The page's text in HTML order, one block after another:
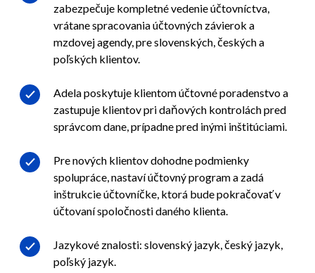
zabezpečuje kompletné vedenie účtovníctva,
vrátane spracovania účtovných závierok a
mzdovej agendy, pre slovenských, českých a
poľských klientov.
Adela poskytuje klientom účtovné poradenstvo a
zastupuje klientov pri daňových kontrolách pred
správcom dane, prípadne pred inými inštitúciami.
Pre nových klientov dohodne podmienky
spolupráce, nastaví účtovný program a zadá
inštrukcie účtovníčke, ktorá bude pokračovať v
účtovaní spoločnosti daného klienta.
Jazykové znalosti: slovenský jazyk, český jazyk,
poľský jazyk.